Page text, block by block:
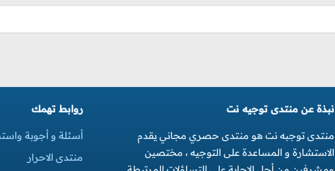
نبذة عن منتدى توجيه نت
منتدى توجبه نت هو منتدى حصري مجاني يقدم
الاستشارة و المساعدة على التوجيه ، مختصين
روابط تهمك
أسئلة و أجوبة
منتدى الاحرار